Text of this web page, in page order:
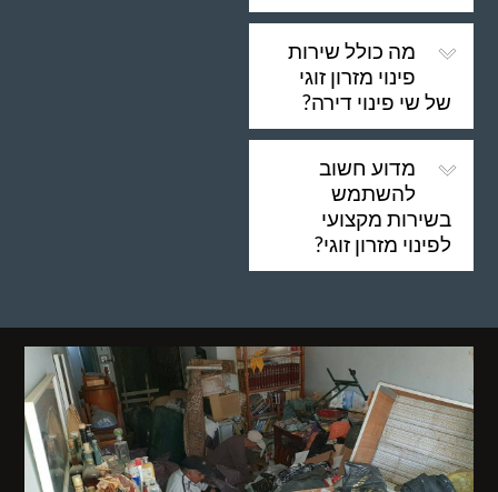
מה כולל שירות
פינוי מזרון זוגי
של שי פינוי דירה?
מדוע חשוב
להשתמש
בשירות מקצועי
לפינוי מזרון זוגי?